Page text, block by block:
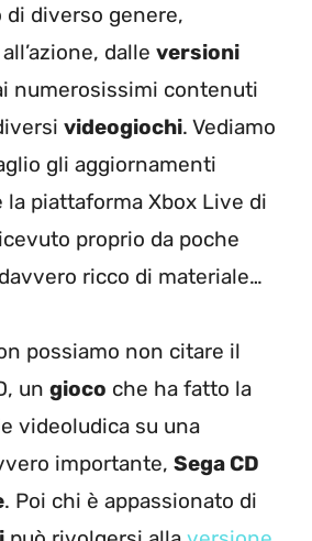
diverso genere,
all’azione, dalle versioni
numerosissimi contenuti
videogiochi. Vediamo
gli aggiornamenti
piattaforma Xbox Live di
proprio da poche
ricco di materiale…
possiamo non citare il
un gioco che ha fatto la
videoludica su una
importante, Sega CD
. Poi chi è appassionato di